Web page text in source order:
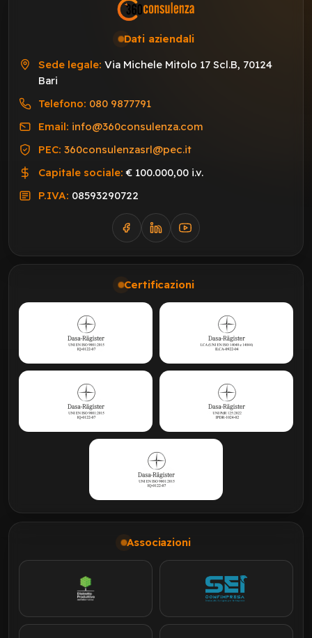
Dati aziendali
Sede legale: Via Michele Mitolo 17 Scl.B, 70124
Bari
Telefono: 080 9877791
Email: info@360consulenza.com
PEC: 360consulenzasrl@pec.it
Capitale sociale: € 100.000,00 i.v.
P.IVA: 08593290722
Certificazioni
Associazioni